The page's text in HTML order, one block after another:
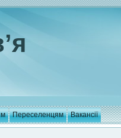
Переселенцям Вакансії